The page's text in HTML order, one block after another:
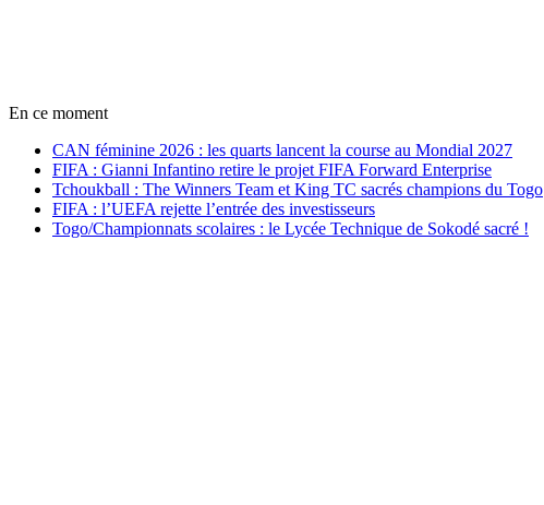
En ce moment
CAN féminine 2026 : les quarts lancent la course au Mondial 2027
FIFA : Gianni Infantino retire le projet FIFA Forward Enterprise
Tchoukball : The Winners Team et King TC sacrés champions du Togo
FIFA : l’UEFA rejette l’entrée des investisseurs
Togo/Championnats scolaires : le Lycée Technique de Sokodé sacré !